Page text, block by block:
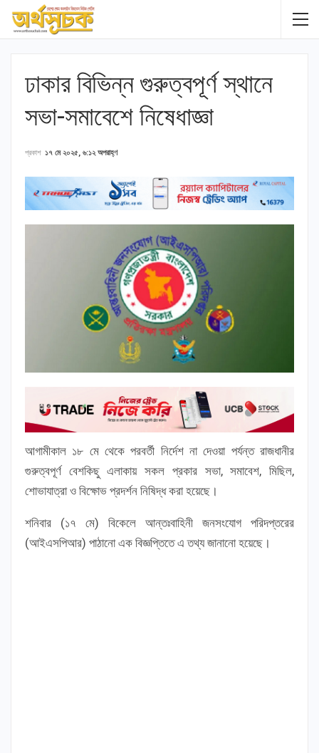
ঢাকার বিভিন্ন গুরুত্বপূর্ণ স্থানে
সভা-সমাবেশে নিষেধাজ্ঞা
প্রকাশ ১৭ মে ২০২৫, ৬:১২ অপরাহ্ণ
আগামীকাল ১৮ মে থেকে পরবর্তী নির্দেশ না দেওয়া পর্যন্ত রাজধানীর
গুরুত্বপূর্ণ বেশকিছু এলাকায় সকল প্রকার সভা, সমাবেশ, মিছিল,
শোভাযাত্রা ও বিক্ষোভ প্রদর্শন নিষিদ্ধ করা হয়েছে।
শনিবার (১৭ মে) বিকেলে আন্তঃবাহিনী জনসংযোগ পরিদপ্তরের
(আইএসপিআর) পাঠানো এক বিজ্ঞপ্তিতে এ তথ্য জানানো হয়েছে।